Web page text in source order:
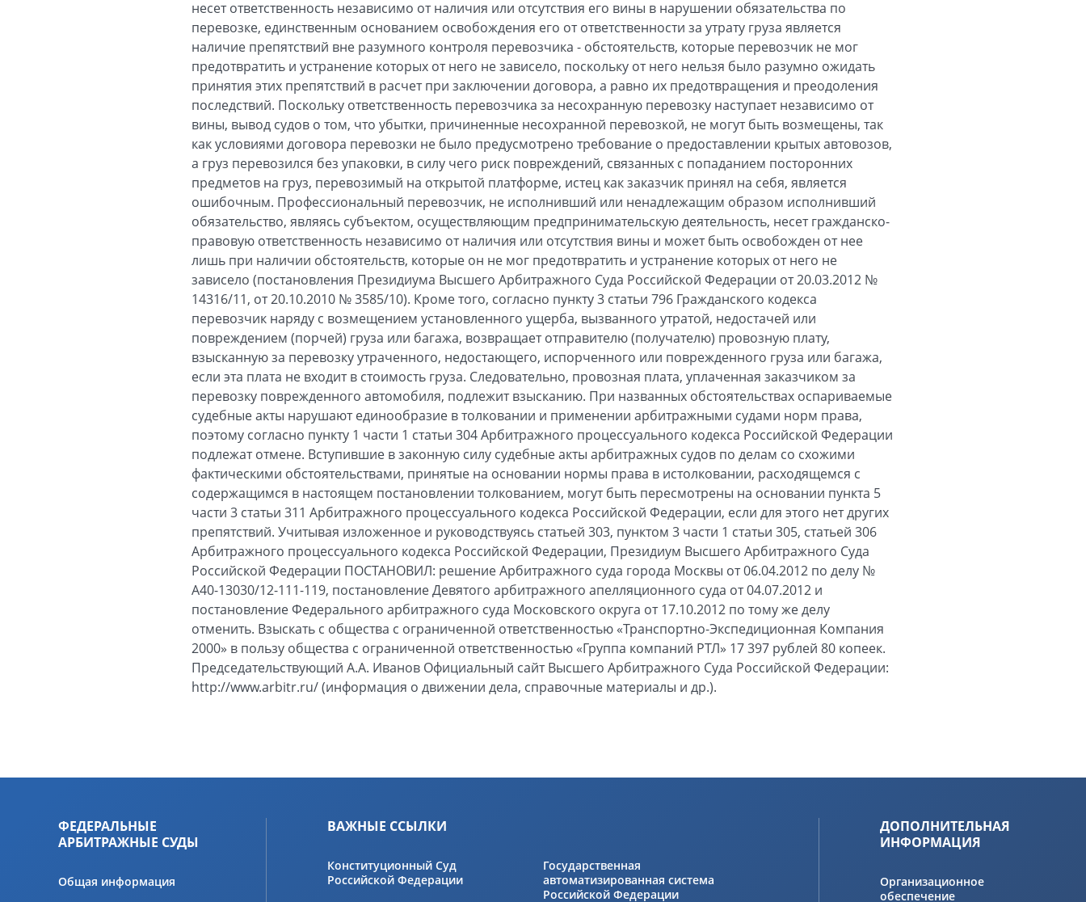
несет ответственность независимо от наличия или отсутствия его вины в нарушении обязательства по
перевозке, единственным основанием освобождения его от ответственности за утрату груза является
наличие препятствий вне разумного контроля перевозчика - обстоятельств, которые перевозчик не мог
предотвратить и устранение которых от него не зависело, поскольку от него нельзя было разумно ожидать
принятия этих препятствий в расчет при заключении договора, а равно их предотвращения и преодоления
последствий. Поскольку ответственность перевозчика за несохранную перевозку наступает независимо от
вины, вывод судов о том, что убытки, причиненные несохранной перевозкой, не могут быть возмещены, так
как условиями договора перевозки не было предусмотрено требование о предоставлении крытых автовозов,
а груз перевозился без упаковки, в силу чего риск повреждений, связанных с попаданием посторонних
предметов на груз, перевозимый на открытой платформе, истец как заказчик принял на себя, является
ошибочным. Профессиональный перевозчик, не исполнивший или ненадлежащим образом исполнивший
обязательство, являясь субъектом, осуществляющим предпринимательскую деятельность, несет гражданско-
правовую ответственность независимо от наличия или отсутствия вины и может быть освобожден от нее
лишь при наличии обстоятельств, которые он не мог предотвратить и устранение которых от него не
зависело (постановления Президиума Высшего Арбитражного Суда Российской Федерации от 20.03.2012 №
14316/11, от 20.10.2010 № 3585/10). Кроме того, согласно пункту 3 статьи 796 Гражданского кодекса
перевозчик наряду с возмещением установленного ущерба, вызванного утратой, недостачей или
повреждением (порчей) груза или багажа, возвращает отправителю (получателю) провозную плату,
взысканную за перевозку утраченного, недостающего, испорченного или поврежденного груза или багажа,
если эта плата не входит в стоимость груза. Следовательно, провозная плата, уплаченная заказчиком за
перевозку поврежденного автомобиля, подлежит взысканию. При названных обстоятельствах оспариваемые
судебные акты нарушают единообразие в толковании и применении арбитражными судами норм права,
поэтому согласно пункту 1 части 1 статьи 304 Арбитражного процессуального кодекса Российской Федерации
подлежат отмене. Вступившие в законную силу судебные акты арбитражных судов по делам со схожими
фактическими обстоятельствами, принятые на основании нормы права в истолковании, расходящемся с
содержащимся в настоящем постановлении толкованием, могут быть пересмотрены на основании пункта 5
части 3 статьи 311 Арбитражного процессуального кодекса Российской Федерации, если для этого нет других
препятствий. Учитывая изложенное и руководствуясь статьей 303, пунктом 3 части 1 статьи 305, статьей 306
Арбитражного процессуального кодекса Российской Федерации, Президиум Высшего Арбитражного Суда
Российской Федерации ПОСТАНОВИЛ: решение Арбитражного суда города Москвы от 06.04.2012 по делу №
А40-13030/12-111-119, постановление Девятого арбитражного апелляционного суда от 04.07.2012 и
постановление Федерального арбитражного суда Московского округа от 17.10.2012 по тому же делу
отменить. Взыскать с общества с ограниченной ответственностью «Транспортно-Экспедиционная Компания
2000» в пользу общества с ограниченной ответственностью «Группа компаний РТЛ» 17 397 рублей 80 копеек.
Председательствующий А.А. Иванов Официальный сайт Высшего Арбитражного Суда Российской Федерации:
http://www.arbitr.ru/ (информация о движении дела, справочные материалы и др.).
ФЕДЕРАЛЬНЫЕ
АРБИТРАЖНЫЕ СУДЫ
Общая информация
ВАЖНЫЕ ССЫЛКИ
Конституционный Суд
Российской Федерации
Государственная
автоматизированная система
Российской Федерации
ДОПОЛНИТЕЛЬНАЯ
ИНФОРМАЦИЯ
Организационное
обеспечение